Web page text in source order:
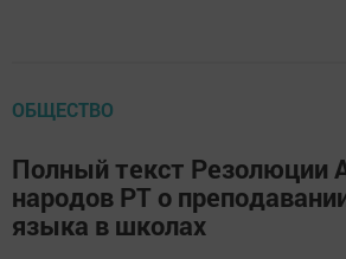
ОБЩЕСТВО
Полный текст Резолюции
народов РТ о
языка в школах